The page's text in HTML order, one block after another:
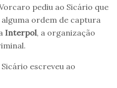
pediu ao Sicário que
ordem de captura
Interpol, a organização
escreveu ao